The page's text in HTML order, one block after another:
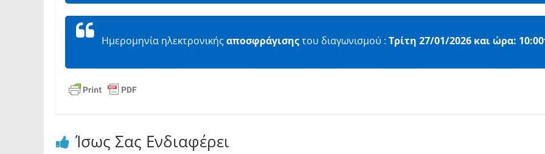
Ημερομηνία ηλεκτρονικήςαποσφράγισηςτου διαγωνισμού : Τρίτη 27/01/2026 και ώρα:
Ίσως Σας Ενδιαφέρει